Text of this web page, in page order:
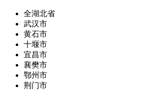
全湖北省
武汉市
黄石市
十堰市
宜昌市
襄樊市
鄂州市
荆门市